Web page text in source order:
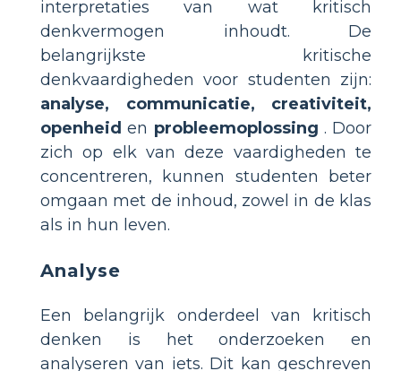
interpretaties van wat kritisch
denkvermogen inhoudt. De
belangrijkste kritische
denkvaardigheden voor studenten zijn:
analyse, communicatie, creativiteit,
openheid en probleemoplossing . Door
zich op elk van deze vaardigheden te
concentreren, kunnen studenten beter
omgaan met de inhoud, zowel in de klas
als in hun leven.
Analyse
Een belangrijk onderdeel van kritisch
denken is het onderzoeken en
analyseren van iets. Dit kan geschreven